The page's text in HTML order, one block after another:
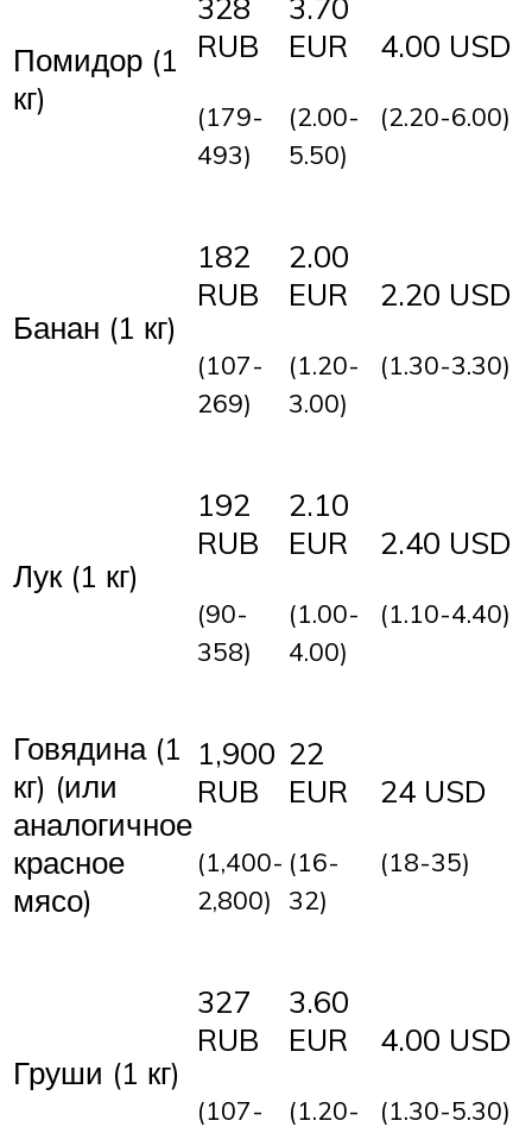
Помидор (1
кг)
RUB
(179-
493)
EUR
(2.00-
5.50)
4.00 USD
(2.20-6.00)
Банан (1 кг)
182
RUB
(107-
269)
2.00
EUR
(1.20-
3.00)
2.20 USD
(1.30-3.30)
Лук (1 кг)
192
RUB
(90-
358)
2.10
EUR
(1.00-
4.00)
2.40 USD
(1.10-4.40)
Говядина (1
кг) (или
аналогичное
красное
мясо)
1,900
RUB
(1,400-
2,800)
22
EUR
(16-
32)
24 USD
(18-35)
Груши (1 кг)
327
RUB
(107-
3.60
EUR
(1.20-
4.00 USD
(1.30-5.30)